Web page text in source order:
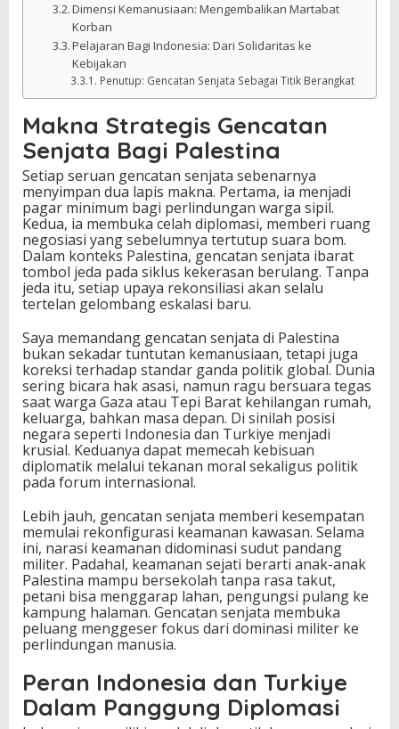
Dimensi Kemanusiaan: Mengembalikan Martabat
Korban
Pelajaran Bagi Indonesia: Dari Solidaritas ke
Kebijakan
Penutup: Gencatan Senjata Sebagai Titik Berangkat
Makna Strategis Gencatan
Senjata Bagi Palestina
Setiap seruan gencatan senjata sebenarnya
menyimpan dua lapis makna. Pertama, ia menjadi
pagar minimum bagi perlindungan warga sipil.
Kedua, ia membuka celah diplomasi, memberi ruang
negosiasi yang sebelumnya tertutup suara bom.
Dalam konteks Palestina, gencatan senjata ibarat
tombol jeda pada siklus kekerasan berulang. Tanpa
jeda itu, setiap upaya rekonsiliasi akan selalu
tertelan gelombang eskalasi baru.
Saya memandang gencatan senjata di Palestina
bukan sekadar tuntutan kemanusiaan, tetapi juga
koreksi terhadap standar ganda politik global. Dunia
sering bicara hak asasi, namun ragu bersuara tegas
saat warga Gaza atau Tepi Barat kehilangan rumah,
keluarga, bahkan masa depan. Di sinilah posisi
negara seperti Indonesia dan Turkiye menjadi
krusial. Keduanya dapat memecah kebisuan
diplomatik melalui tekanan moral sekaligus politik
pada forum internasional.
Lebih jauh, gencatan senjata memberi kesempatan
memulai rekonfigurasi keamanan kawasan. Selama
ini, narasi keamanan didominasi sudut pandang
militer. Padahal, keamanan sejati berarti anak-anak
Palestina mampu bersekolah tanpa rasa takut,
petani bisa menggarap lahan, pengungsi pulang ke
kampung halaman. Gencatan senjata membuka
peluang menggeser fokus dari dominasi militer ke
perlindungan manusia.
Peran Indonesia dan Turkiye
Dalam Panggung Diplomasi